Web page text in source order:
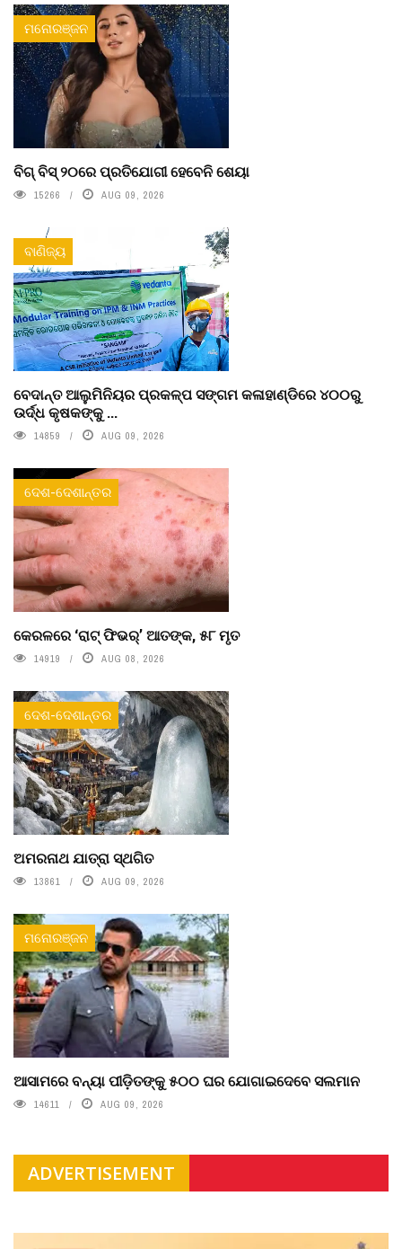
ମନୋରଞ୍ଜନ
ବିଗ୍ ବିସ୍ ୨୦ରେ ପ୍ରତିଯୋଗୀ ହେବେନି ଶେୟା
15266 AUG 09, 2026
ବାଣିଜ୍ୟ
ବେଦାନ୍ତ ଆଲୁମିନିୟର ପ୍ରକଳ୍ପ ସଙ୍ଗମ କଳାହାଣ୍ଡିରେ ୪୦୦ରୁ
ଉର୍ଦ୍ଧ କୃଷକଙ୍କୁ ...
14859 AUG 09, 2026
ଦେଶ-ଦେଶାନ୍ତର
କେରଳରେ ‘ରାଟ୍ ଫିଭର୍’ ଆତଙ୍କ, ୫୮ ମୃତ
14919 AUG 08, 2026
ଦେଶ-ଦେଶାନ୍ତର
ଅମରନାଥ ଯାତ୍ରା ସ୍ଥଗିତ
13861 AUG 09, 2026
ମନୋରଞ୍ଜନ
ଆସାମରେ ବନ୍ୟା ପୀଡ଼ିତଙ୍କୁ ୫୦୦ ଘର ଯୋଗାଇଦେବେ ସଲମାନ
14611 AUG 09, 2026
ADVERTISEMENT